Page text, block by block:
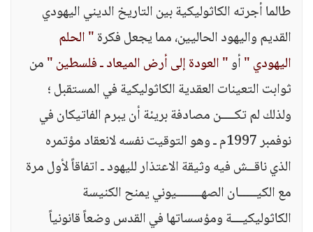
طالما أجرته الكاثوليكية بين التاريخ الديني اليهودي
القديم واليهود الحاليين، مما يجعل فكرة" الحلم
اليهودي "أو" العودة إلى أرض الميعاد ـ فلسطين "من
ثوابت التعينات العقدية الكاثوليكية في المستقبل ؛
ولذلك لم تكــــن مصادفة بريئة أن يبرم الفاتيكان في
نوفمبر 1997م ـ وهو التوقيت نفسه لانعقاد مؤتمره
الذي ناقــش فيه وثيقة الاعتذار لليهود ـ اتفاقاً لأول مرة
مع الكيـــــان الصهـــــــيوني يمنح الكنيسة
الكاثوليكيـــة ومؤسساتها في القدس وضعاً قانونياً